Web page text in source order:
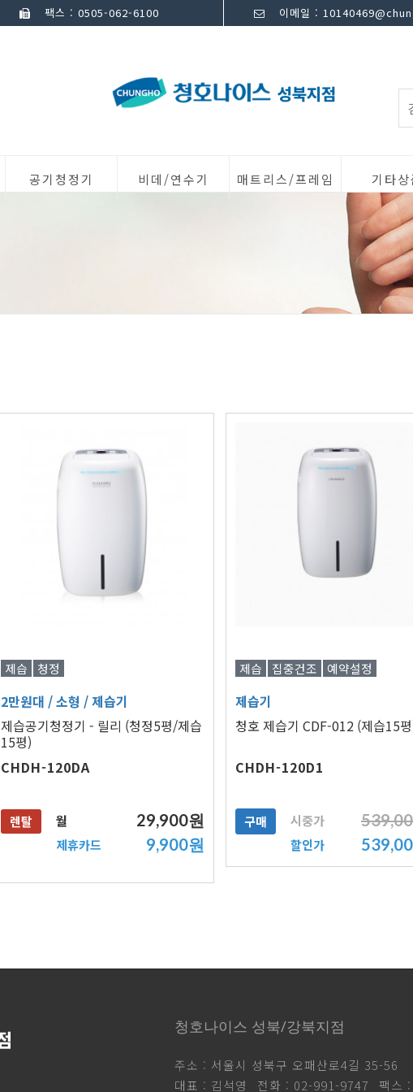
팩스 : 0505-062-6100 이메일 :
공기청정기 비데/연수기 매트리스/프레임 기타
제습 청정
2만원대 / 소형 / 제습기
제습공기청정기 - 릴리 (청정5평/제습
15평)
CHDH-120DA
렌탈 월 29,900원
제휴카드 9,900원
제습 집중건조 예약설정
제습기
청호 제습기 CDF-012 (제습15
CHDH-120D1
구매 시중가
할인가
청호나이스 성북/강북지점
주소 : 서울시 성북구 오패산로4길 35-56
대표 : 김석영
전화 : 02-991-9747 팩스